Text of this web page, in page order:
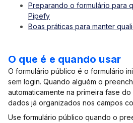
Preparando o formulário para
Pipefy
Boas práticas para manter
O que é e quando usar
O formulário público é o formulário
sem login. Quando alguém o
automaticamente na primeira fase
dados já organizados nos campos
Use formulário público quando o